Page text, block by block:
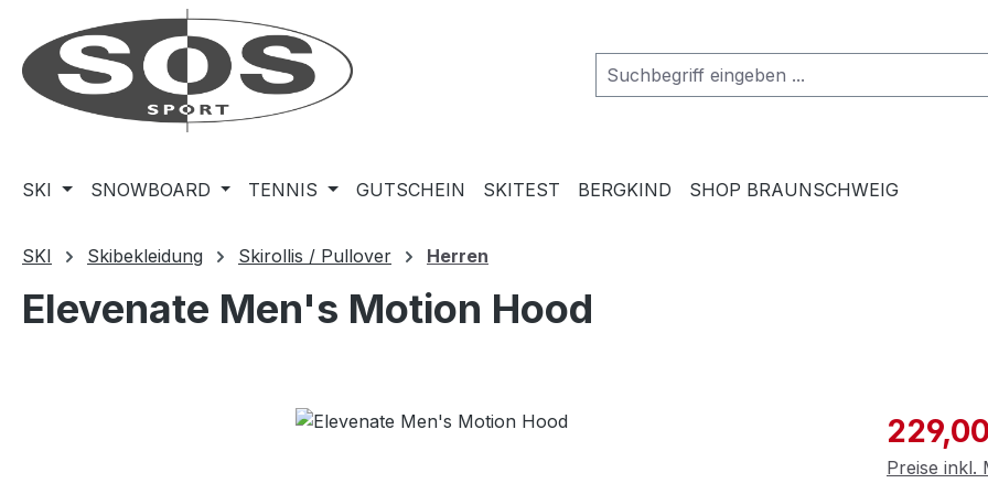
Hauptinhalt springen
Zur Suche springen
Zur Hauptnavigation springen
SKI SNOWBOARD TENNIS GUTSCHEIN SKITEST BERGKIND SHOP BRAUNSCHWEIG
SKI Skibekleidung Skirollis / Pullover Herren
Elevenate Men's Motion Hood
Preise inkl.